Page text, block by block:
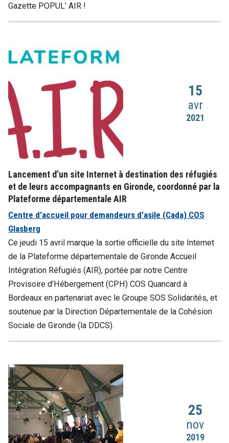
Gazette POPUL’ AIR !
15
avr
2021
Lancement d’un site Internet à destination des réfugiés
et de leurs accompagnants en Gironde, coordonné par la
Plateforme départementale AIR
Centre d'accueil pour demandeurs d'asile (Cada) COS
Glasberg
Ce jeudi 15 avril marque la sortie officielle du site Internet
de la Plateforme départementale de Gironde Accueil
Intégration Réfugiés (AIR), portée par notre Centre
Provisoire d’Hébergement (CPH) COS Quancard à
Bordeaux en partenariat avec le Groupe SOS Solidarités, et
soutenue par la Direction Départementale de la Cohésion
Sociale de Gironde (la DDCS).
25
nov
2019